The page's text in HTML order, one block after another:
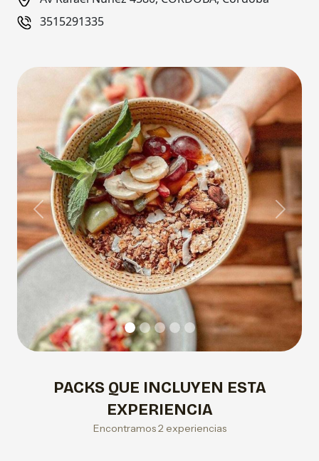
3515291335
Previous Next
PACKS QUE INCLUYEN ESTA
EXPERIENCIA
Encontramos 2 experiencias